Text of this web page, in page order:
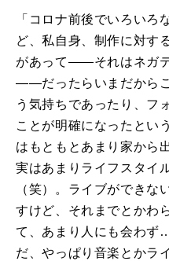
「コロナ前後でいろいろ
ど、私自身、制作に対す
があって――それはネガ
――だったらいまだから
う気持ちであったり、フ
ことが明確になったとい
はもともとあまり家から
実はあまりライフスタイ
（笑）。ライブができな
すけど、それまでとかわ
て、あまり人にも会わ
だ、やっぱり音楽とかラ